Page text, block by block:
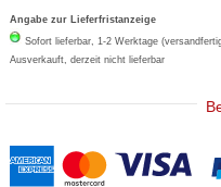
Angabe zur Lieferfristanzeige
Sofort lieferbar, 1-2 Werktage
Ausverkauft, derzeit nicht lieferbar